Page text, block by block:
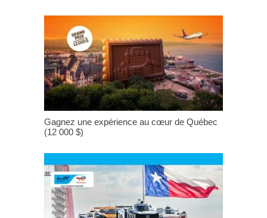
Gagnez une expérience au cœur de Québec
(12 000 $)